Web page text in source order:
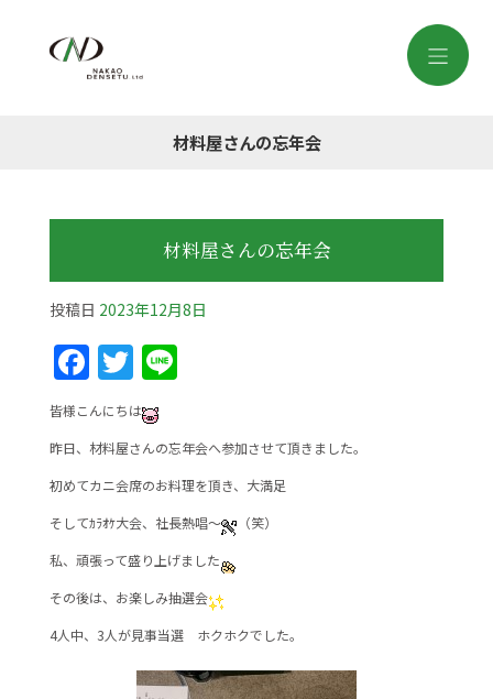
材料屋さんの忘年会
材料屋さんの忘年会
投稿日 2023年12月8日
F
a
c
e
b
o
o
k
T
w
itt
er
Li
e
皆様こんにちは
昨日、材料屋さんの忘年会へ参加させて頂きました。
初めてカニ会席のお料理を頂き、大満足
そしてｶﾗｵｹ大会、社長熱唱～
（笑）
私、頑張って盛り上げました
その後は、お楽しみ抽選会
4人中、3人が見事当選 ホクホクでした。